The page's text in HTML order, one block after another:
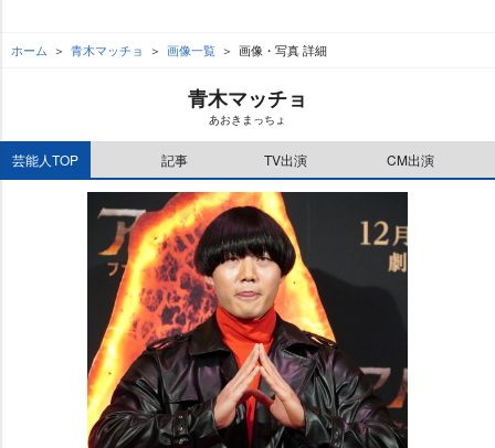
ホーム 青木マッチョ 画像一覧 画像・写真 詳細
青木マッチョ
あおきまっちょ
芸能人TOP 記事 TV出演 CM出演